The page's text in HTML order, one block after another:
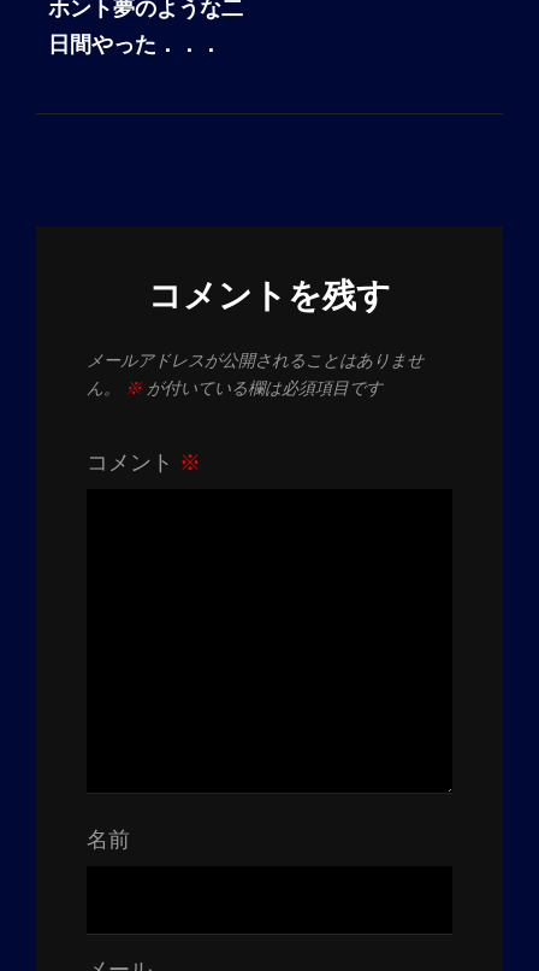
シ
ョ
の
投
ホント夢のような二
日間やった．．．
コメントを残す
メールアドレスが公開されることはありませ
ん。
※が付いている欄は必須項目です
コメント ※
名前